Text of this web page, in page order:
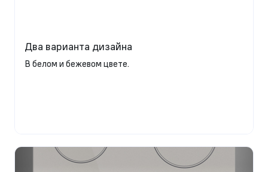
Два варианта дизайна
В белом и бежевом цвете.